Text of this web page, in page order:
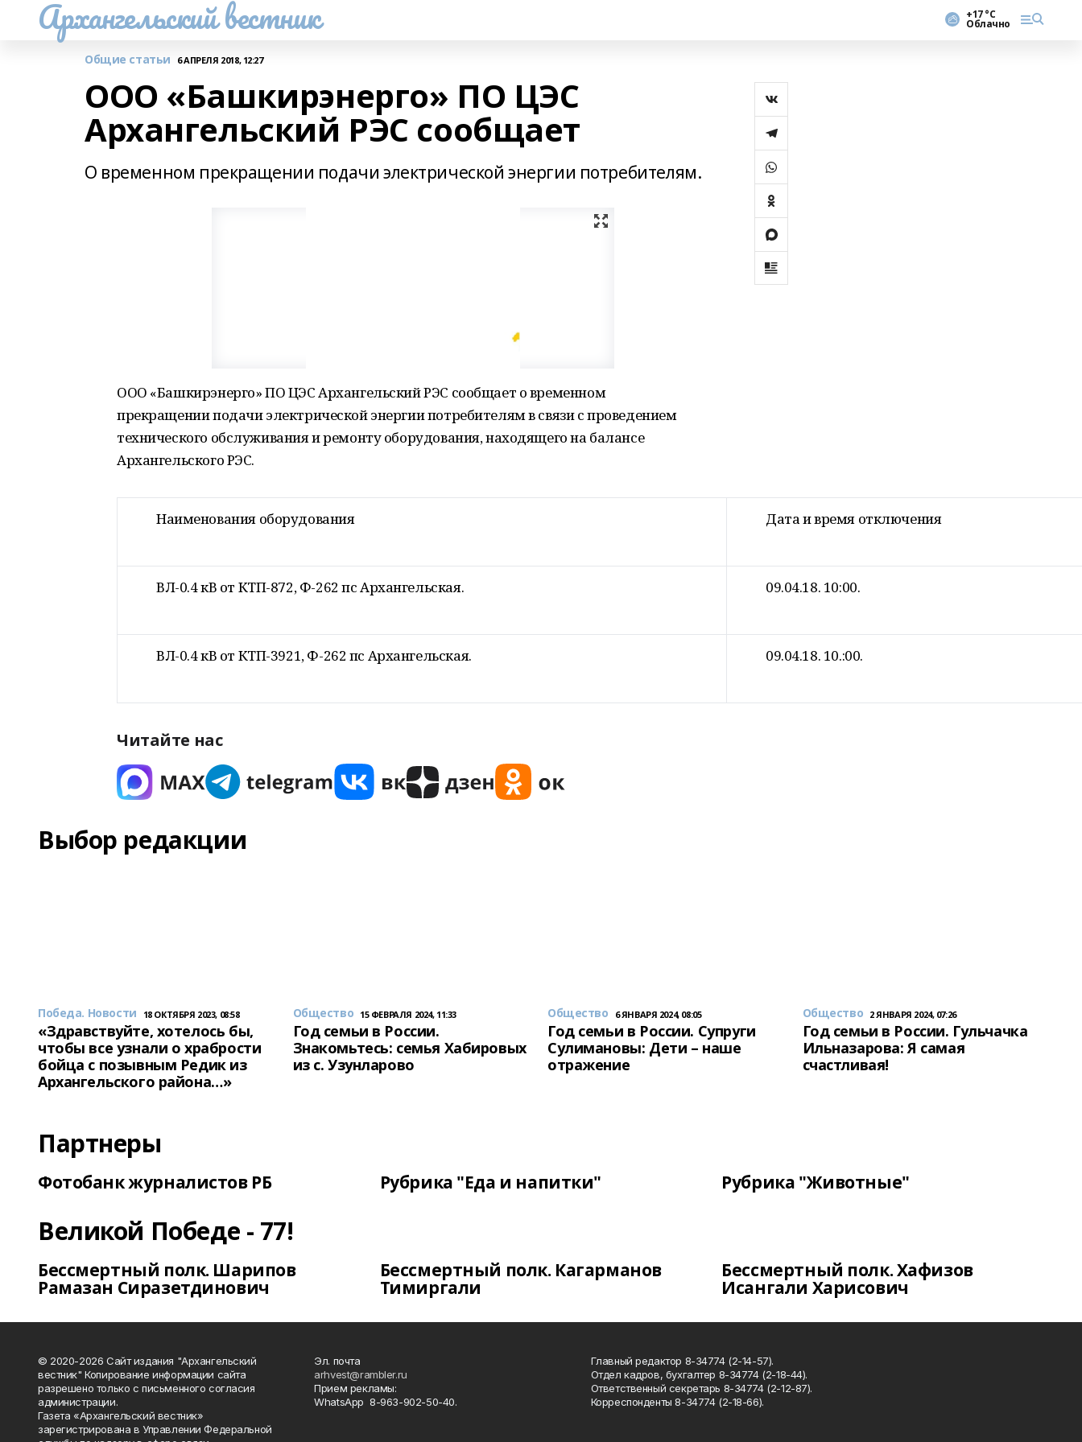
Архангельский вестник +17 °С
Облачно
Общие статьи 6 АПРЕЛЯ 2018, 12:27
ООО «Башкирэнерго» ПО ЦЭС
Архангельский РЭС сообщает
О временном прекращении подачи электрической энергии потребителям.
ООО «Башкирэнерго» ПО ЦЭС Архангельский РЭС сообщает о временном
прекращении подачи электрической энергии потребителям в связи с проведением
технического обслуживания и ремонту оборудования, находящего на балансе
Архангельского РЭС.
Наименования оборудования Дата и время отключения
ВЛ-0.4 кВ от КТП-872, Ф-262 пс Архангельская. 09.04.18. 10:00.
ВЛ-0.4 кВ от КТП-3921, Ф-262 пс Архангельская. 09.04.18. 10.:00.
Читайте нас
Выбор редакции
Победа. Новости 18 ОКТЯБРЯ 2023, 08:58
«Здравствуйте, хотелось бы,
чтобы все узнали о храбрости
бойца с позывным Редик из
Архангельского района…»
Общество 15 ФЕВРАЛЯ 2024, 11:33
Год семьи в России.
Знакомьтесь: семья Хабировых
из с. Узунларово
Общество 6 ЯНВАРЯ 2024, 08:05
Год семьи в России. Супруги
Сулимановы: Дети – наше
отражение
Общество 2 ЯНВАРЯ 2024, 07:26
Год семьи в России. Гульчачка
Ильназарова: Я самая
счастливая!
Партнеры
Фотобанк журналистов РБ Рубрика "Еда и напитки" Рубрика "Животные"
Великой Победе - 77!
Бессмертный полк. Шарипов
Рамазан Сиразетдинович
Бессмертный полк. Кагарманов
Тимиргали
Бессмертный полк. Хафизов
Исангали Харисович
© 2020-2026 Сайт издания "Архангельский
вестник" Копирование информации сайта
разрешено только с письменного согласия
администрации.
Газета «Архангельский вестник»
зарегистрирована в Управлении Федеральной
Эл. почта
arhvest@rambler.ru
Прием рекламы:
WhatsApp 8-963-902-50-40.
Главный редактор 8-34774 (2-14-57).
Отдел кадров, бухгалтер 8-34774 (2-18-44).
Ответственный секретарь 8-34774 (2-12-87).
Корреспонденты 8-34774 (2-18-66).